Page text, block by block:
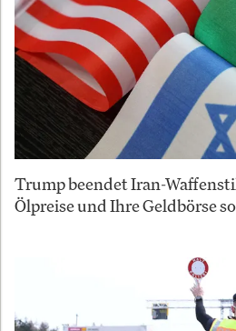
Trump beendet Iran-
Ölpreise und Ihre Geldbörse